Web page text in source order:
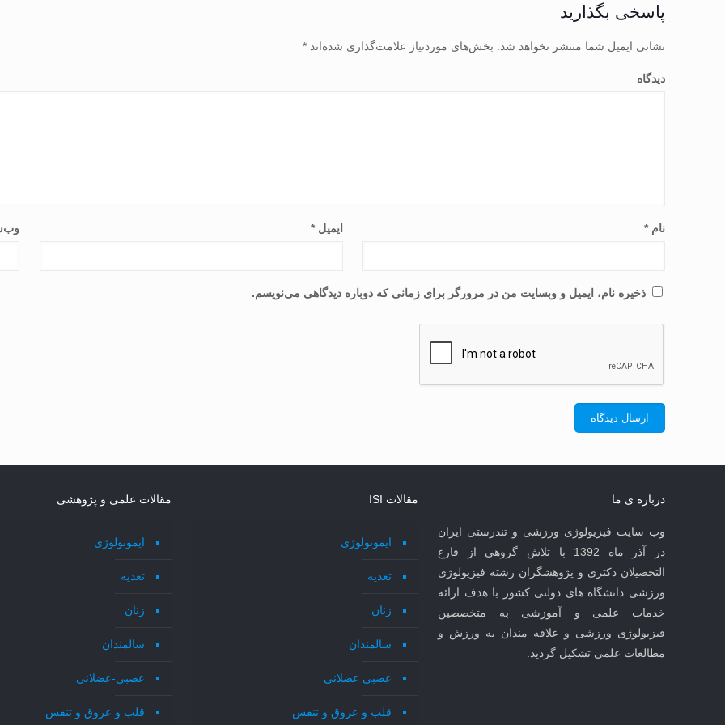
پاسخی بگذارید
نشانی ایمیل شما منتشر نخواهد شد. بخش‌های موردنیاز علامت‌گذاری شده‌اند*
دیدگاه
نام* ایمیل*
ذخیره نام، ایمیل و وبسایت من در مرورگر برای زمانی که دوباره دیدگاهی می‌نویسم.
درباره ی ما
وب سایت فیزیولوژی ورزشی و تندرستی ایران
در آذر ماه 1392 با تلاش گروهی از فارغ
التحصیلان دکتری و پژوهشگران رشته فیزیولوژی
ورزشی دانشگاه های دولتی کشور با هدف ارائه
خدمات علمی و آموزشی به متخصصین
فیزیولوژی ورزشی و علاقه مندان به ورزش و
مطالعات علمی تشکیل گردید.
مقالات ISI
ایمونولوژی
تغذیه
زنان
سالمندان
عصبی عضلانی
قلب و عروق و تنفس
مقالات علمی و پژوهشی
ایمونولوژی
تغذیه
زنان
سالمندان
عصبی-عضلانی
قلب و عروق و تنفس